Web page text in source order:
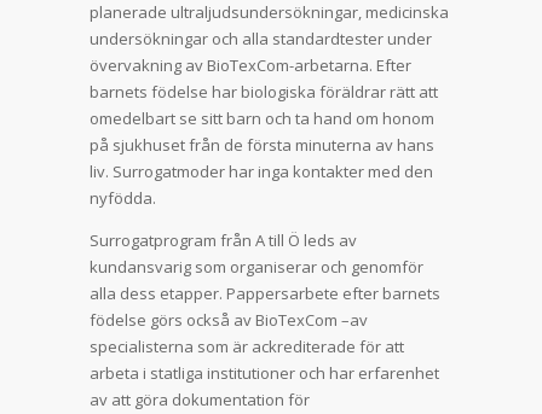
planerade ultraljudsundersökningar, medicinska
undersökningar och alla standardtester under
övervakning av BioTexCom-arbetarna. Efter
barnets födelse har biologiska föräldrar rätt att
omedelbart se sitt barn och ta hand om honom
på sjukhuset från de första minuterna av hans
liv. Surrogatmoder har inga kontakter med den
nyfödda.
Surrogatprogram från A till Ö leds av
kundansvarig som organiserar och genomför
alla dess etapper. Pappersarbete efter barnets
födelse görs också av BioTexCom –av
specialisterna som är ackrediterade för att
arbeta i statliga institutioner och har erfarenhet
av att göra dokumentation för